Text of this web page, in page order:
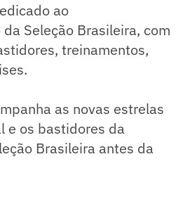
ao
Seleção Brasileira, com
treinamentos,
as novas estrelas
e os bastidores da
Brasileira antes da